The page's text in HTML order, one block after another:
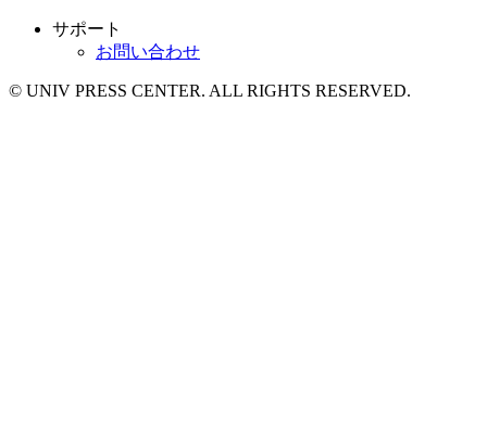
サポート
お問い合わせ
© UNIV PRESS CENTER. ALL RIGHTS RESERVED.